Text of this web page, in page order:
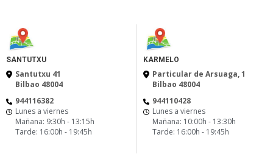
SANTUTXU
Santutxu 41
Bilbao 48004
944116382
Lunes a viernes
Mañana: 9:30h - 13:15h
Tarde: 16:00h - 19:45h
KARMELO
Particular de Arsuaga, 1
Bilbao 48004
944110428
Lunes a viernes
Mañana: 10:00h - 13:30h
Tarde: 16:00h - 19:45h